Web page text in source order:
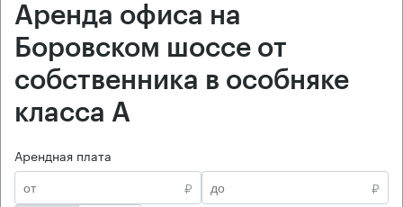
Аренда офиса на
Боровском шоссе от
собственника в особняке
класса А
Арендная плата
₽
₽